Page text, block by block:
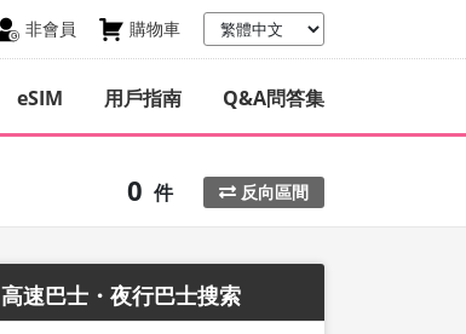
非會員 購物車
eSIM 用戶指南 Q&A問答集
0 件 反向區間
高速巴士・夜行巴士搜索